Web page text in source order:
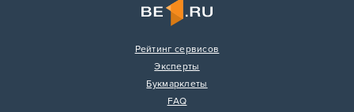
Рейтинг сервисов
Эксперты
Букмарклеты
FAQ